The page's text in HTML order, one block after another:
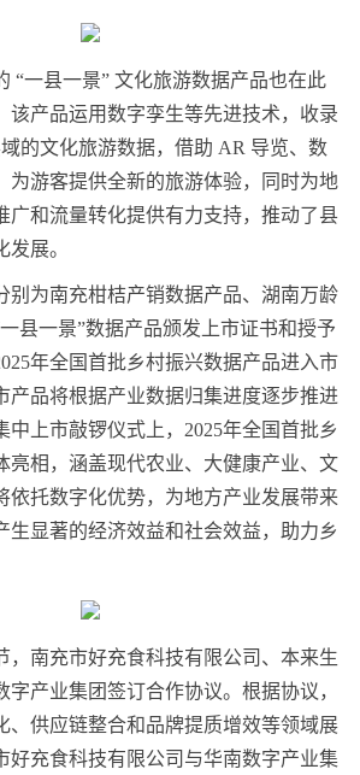
“一县一景” 文化旅游数据产品也在此
该产品运用数字孪生等先进技术，收录
的文化旅游数据，借助 AR 导览、数
为游客提供全新的旅游体验，同时为地
广和流量转化提供有力支持，推动了县
展。
别为南充柑桔产销数据产品、湖南万龄
县一景”数据产品颁发上市证书和授予
年全国首批乡村振兴数据产品进入市
产品将根据产业数据归集进度逐步推进
中上市敲锣仪式上，2025年全国首批乡
亮相，涵盖现代农业、大健康产业、文
依托数字化优势，为地方产业发展带来
生显著的经济效益和社会效益，助力乡
，南充市好充食科技有限公司、本来生
字产业集团签订合作协议。根据协议，
、供应链整合和品牌提质增效等领域展
好充食科技有限公司与华南数字产业集